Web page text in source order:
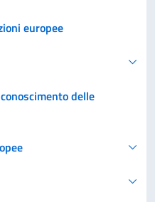
europee
delle